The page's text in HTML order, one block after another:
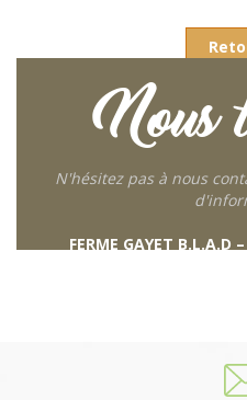
Nous
N'hésitez pas à nous
FERME GAYET